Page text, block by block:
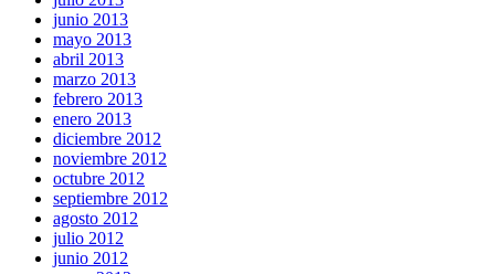
junio 2013
mayo 2013
abril 2013
marzo 2013
febrero 2013
enero 2013
diciembre 2012
noviembre 2012
octubre 2012
septiembre 2012
agosto 2012
julio 2012
junio 2012